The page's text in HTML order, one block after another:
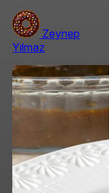
Zeynep
Yılmaz